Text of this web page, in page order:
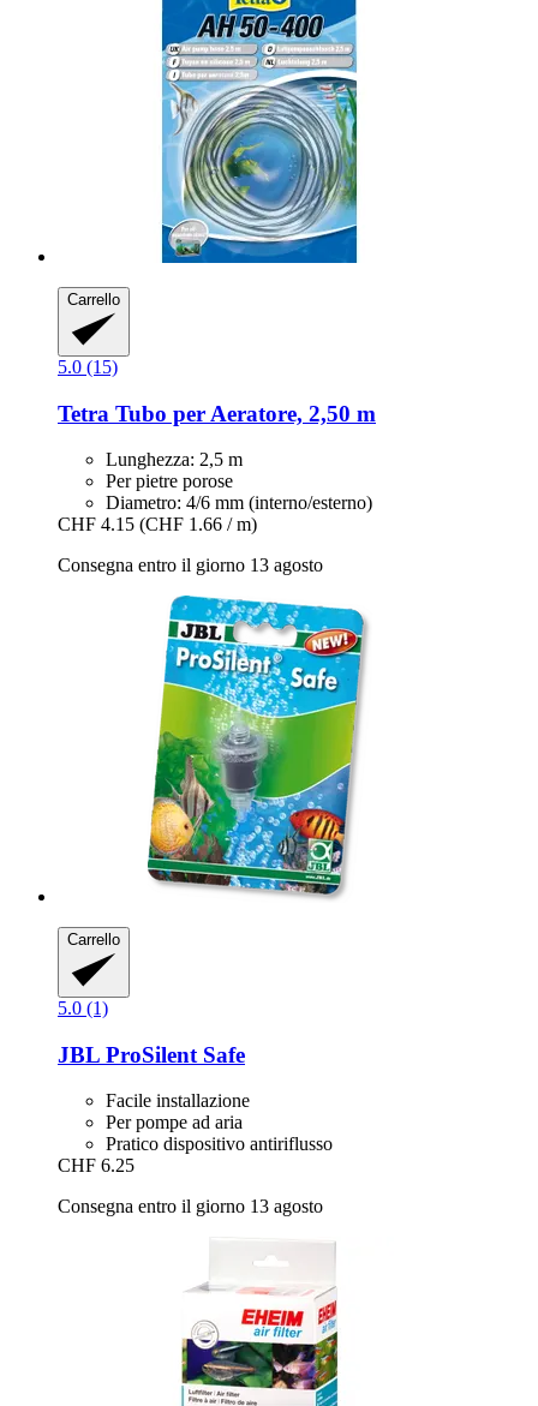
Carrello
5.0 (15)
Tetra Tubo per Aeratore, 2,50 m
Lunghezza: 2,5 m
Per pietre porose
Diametro: 4/6 mm (interno/esterno)
CHF 4.15 (CHF 1.66 / m)
Consegna entro il giorno 13 agosto
Carrello
5.0 (1)
JBL ProSilent Safe
Facile installazione
Per pompe ad aria
Pratico dispositivo antiriflusso
CHF 6.25
Consegna entro il giorno 13 agosto